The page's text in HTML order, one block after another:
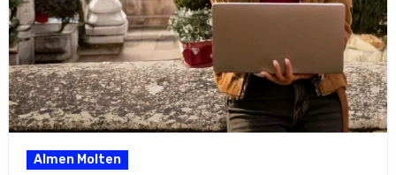
Almen Molten